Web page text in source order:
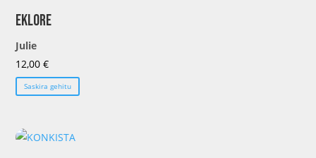
EKLORE
Julie
12,00€
Saskira gehitu